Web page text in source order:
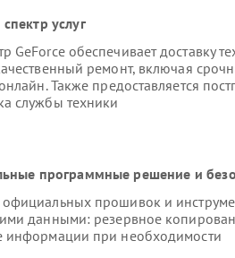
услуг
GeForce обеспечивает доставку
ремонт, включая
Также предоставляется
службы техники
программные решение и
прошивок и
данными: резервное
информации при необходимости